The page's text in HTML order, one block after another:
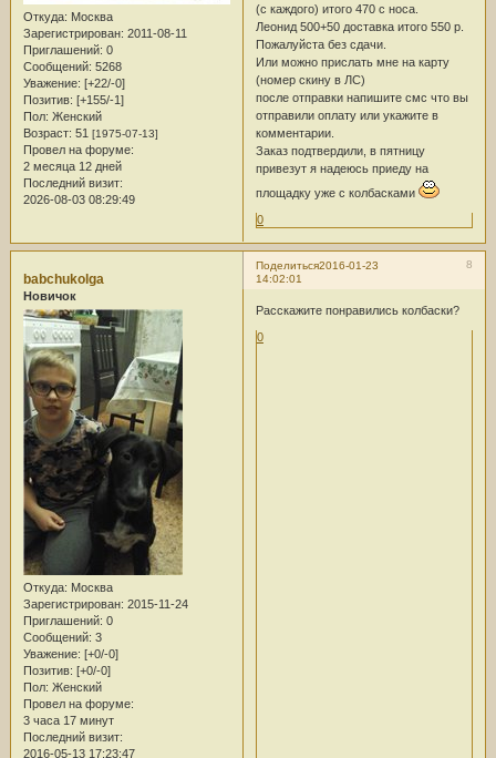
Откуда: Москва
Зарегистрирован: 2011-08-11
Приглашений: 0
Сообщений: 5268
Уважение: [+22/-0]
Позитив: [+155/-1]
Пол: Женский
Возраст: 51 [1975-07-13]
Провел на форуме:
2 месяца 12 дней
Последний визит:
2026-08-03 08:29:49
(с каждого) итого 470 с носа.
Леонид 500+50 доставка итого 550 р.
Пожалуйста без сдачи.
Или можно прислать мне на карту
(номер скину в ЛС)
после отправки напишите смс что вы
отправили оплату или укажите в
комментарии.
Заказ подтвердили, в пятницу
привезут я надеюсь приеду на
площадку уже с колбасками
0
Поделиться 8
2016-01-23
14:02:01
babchukolga
Новичок
Откуда: Москва
Зарегистрирован: 2015-11-24
Приглашений: 0
Сообщений: 3
Уважение: [+0/-0]
Позитив: [+0/-0]
Пол: Женский
Провел на форуме:
3 часа 17 минут
Последний визит:
2016-05-13 17:23:47
Расскажите понравились колбаски?
0